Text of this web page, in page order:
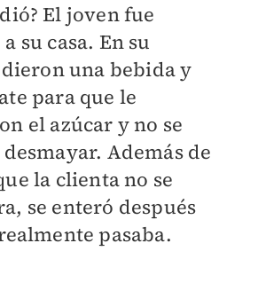
El joven fue
su casa. En su
una bebida y
para que le
el azúcar y no se
Además de
la clienta no se
se enteró después
pasaba.